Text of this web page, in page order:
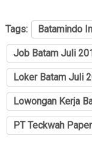
Tags: Batamindo
Job Batam Juli
Loker Batam Juli
Lowongan Kerja
PT Teckwah